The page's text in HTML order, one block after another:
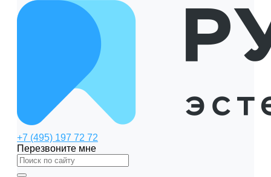
+7 (495) 197 72 72
Перезвоните мне